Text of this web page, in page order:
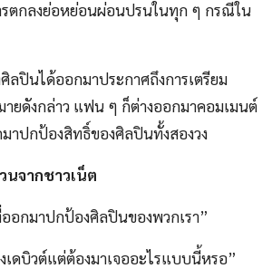
ตกลงย่อหย่อนผ่อนปรนในทุก ๆ กรณีใน
ลปินได้ออกมาประกาศถึงการเตรียม
ายดังกล่าว แฟน ๆ ก็ต่างออกมาคอมเมนต์
าปกป้องสิทธิ์ของศิลปินทั้งสองวง
นจากชาวเน็ต
กมาปกป้องศิลปินของพวกเรา”
เดบิวต์แต่ต้องมาเจออะไรแบบนี้หรอ”